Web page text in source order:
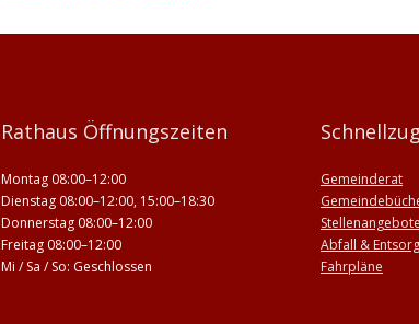
Rathaus Öffnungszeiten
Montag 08:00–12:00
Dienstag 08:00–12:00, 15:00–18:30
Donnerstag 08:00–12:00
Freitag 08:00–12:00
Mi / Sa / So: Geschlossen
Gemeinderat
Stellenangebote
Abfall &
Fahrpläne